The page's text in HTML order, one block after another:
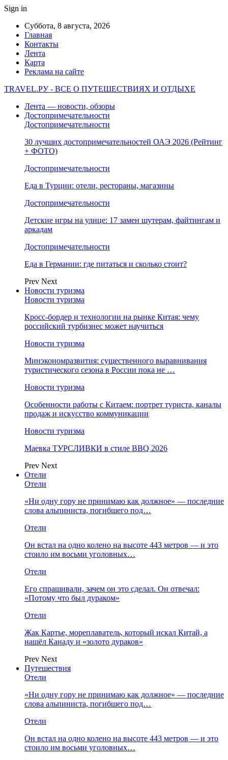
Sign in
Суббота, 8 августа, 2026
Главная
Контакты
Лента
Карта
Реклама на сайте
TRAVEL.РУ - ВСЕ О ПУТЕШЕСТВИЯХ И ОТДЫХЕ
Лента — новости, обзоры
Достопримечательности
Достопримечательности
30 лучших достопримечательностей ОАЭ 2026 (Рейтинг
+ ФОТО)
Достопримечательности
Еда в Турции: отели, рестораны, магазины
Достопримечательности
Детские игры на улице: 17 замен шутерам, файтингам и
аркадам
Достопримечательности
Еда в Германии: где питаться и сколько стоит?
Prev Next
Новости туризма
Новости туризма
Кросс-бордер и технологии на рынке Китая: чему
российский турбизнес может научиться
Новости туризма
Минэкономразвития: существенного выравнивания
туристического сезона в России пока не …
Новости туризма
Особенности работы с Китаем: портрет туриста, каналы
продаж и искусство коммуникации
Новости туризма
Маевка ТУРСЛИВКИ в стиле BBQ 2026
Prev Next
Отели
Отели
«Ни одну гору не принимаю как должное» — последние
слова альпиниста, погибшего под…
Отели
Он встал на одно колено на высоте 443 метров — и это
стоило им восьми уголовных…
Отели
Его спрашивали, зачем он это сделал. Он отвечал:
«Потому что был дураком»
Отели
Жак Картье, мореплаватель, который искал Китай, а
нашёл Канаду и «золото дураков»
Prev Next
Путешествия
Отели
«Ни одну гору не принимаю как должное» — последние
слова альпиниста, погибшего под…
Отели
Он встал на одно колено на высоте 443 метров — и это
стоило им восьми уголовных…